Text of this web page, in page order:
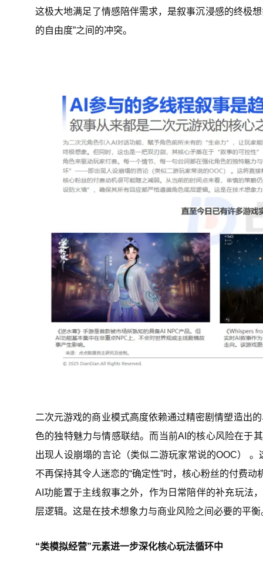
这极大地满足了情感陪伴需求，是叙事沉浸感的终极
的自由度”之间的冲突。
二次元游戏的商业模式高度依赖通过精密剧情塑造出
色的独特魅力与情感联结。而当前AI的核心风险在于
出现人设崩塌的言论（类似二游玩家常说的OOC）
不再保持其令人迷恋的“确定性”时，核心粉丝的付费
AI功能置于主线叙事之外，作为日常陪伴的补充玩法
层逻辑。这是在技术想象力与商业风险之间必要的平衡
“类模拟经营”元素进一步深化核心玩法循环中